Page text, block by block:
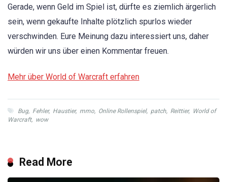
Gerade, wenn Geld im Spiel ist, dürfte es ziemlich ärgerlich
sein, wenn gekaufte Inhalte plötzlich spurlos wieder
verschwinden. Eure Meinung dazu interessiert uns, daher
würden wir uns über einen Kommentar freuen.
Mehr über World of Warcraft erfahren
Bug, Fehler, Haustier, mmo, Online Rollenspiel, patch, Reittier, World of
Warcraft, wow
Read More